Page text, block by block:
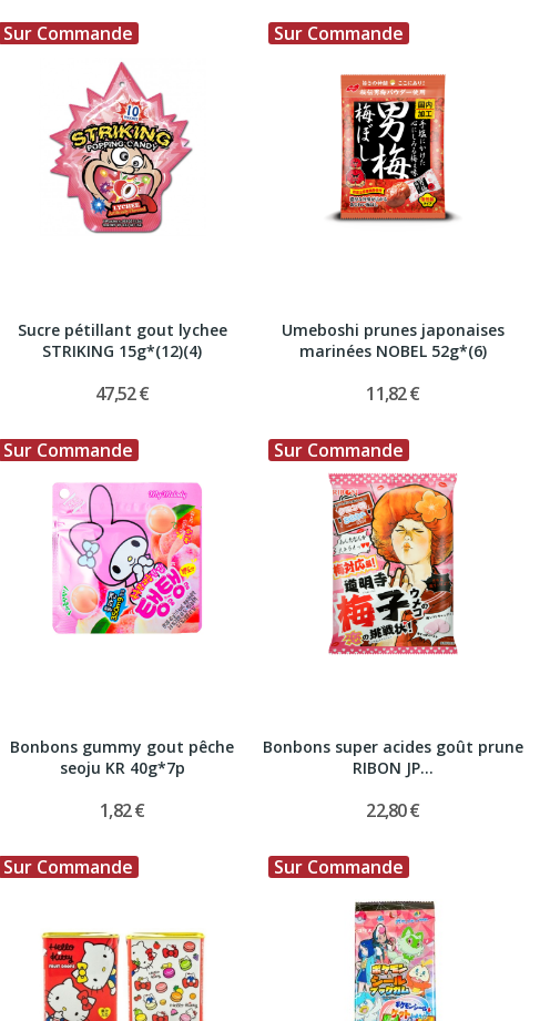
Sur Commande
Sucre pétillant gout lychee
STRIKING 15g*(12)(4)
47,52 €
Sur Commande
Umeboshi prunes japonaises
marinées NOBEL 52g*(6)
11,82 €
Sur Commande
Bonbons gummy gout pêche
seoju KR 40g*7p
1,82 €
Sur Commande
Bonbons super acides goût prune
RIBON JP...
22,80 €
Sur Commande Sur Commande